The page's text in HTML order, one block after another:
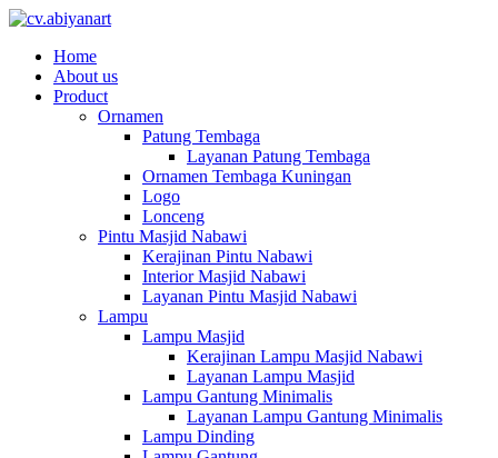
Home
About us
Product
Ornamen
Patung Tembaga
Layanan Patung Tembaga
Ornamen Tembaga Kuningan
Logo
Lonceng
Pintu Masjid Nabawi
Kerajinan Pintu Nabawi
Interior Masjid Nabawi
Layanan Pintu Masjid Nabawi
Lampu
Lampu Masjid
Kerajinan Lampu Masjid Nabawi
Layanan Lampu Masjid
Lampu Gantung Minimalis
Layanan Lampu Gantung Minimalis
Lampu Dinding